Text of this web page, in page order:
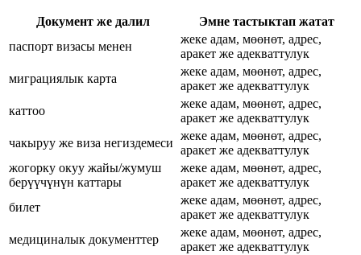
Документ же далил
Эмне тастыктап жатат
паспорт визасы менен
жеке адам, мөөнөт, адрес,
аракет же адекваттулук
миграциялык карта
жеке адам, мөөнөт, адрес,
аракет же адекваттулук
каттоо
жеке адам, мөөнөт, адрес,
аракет же адекваттулук
чакыруу же виза негиздемеси
жеке адам, мөөнөт, адрес,
аракет же адекваттулук
жогорку окуу жайы/жумуш
берүүчүнүн каттары
жеке адам, мөөнөт, адрес,
аракет же адекваттулук
билет
жеке адам, мөөнөт, адрес,
аракет же адекваттулук
медициналык документтер
жеке адам, мөөнөт, адрес,
аракет же адекваттулук